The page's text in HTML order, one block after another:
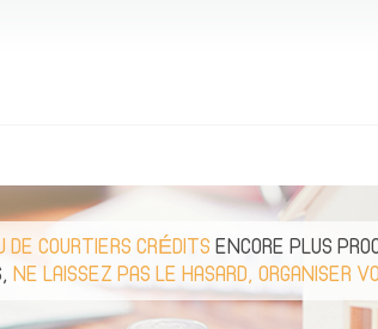
DE COURTIERS CRÉDITS ENCORE PLUS
NE LAISSEZ PAS LE HASARD, ORGANISER